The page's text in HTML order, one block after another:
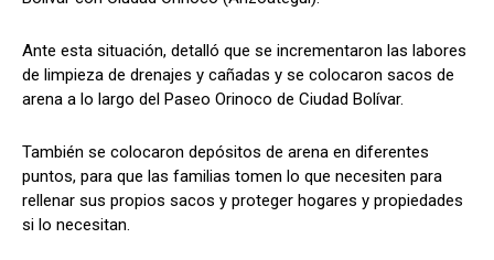
Ante esta situación, detalló que se incrementaron las labores
de limpieza de drenajes y cañadas y se colocaron sacos de
arena a lo largo del Paseo Orinoco de Ciudad Bolívar.
También se colocaron depósitos de arena en diferentes
puntos, para que las familias tomen lo que necesiten para
rellenar sus propios sacos y proteger hogares y propiedades
si lo necesitan.